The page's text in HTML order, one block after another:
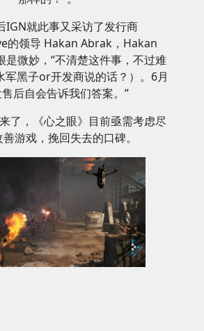
IGN就此事又采访了发行商
的领导 Hakan Abrak，Hakan
微妙，“不清楚这件事，不过难
军黑子or开发商说的话？）。6月
后自会告诉我们答案。”
了，《心之眼》目前亟需考虑尽
游戏，挽回失去的口碑。